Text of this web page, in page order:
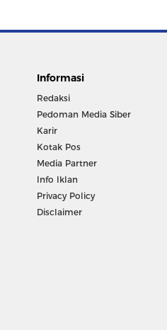
Informasi
Redaksi
Pedoman Media Siber
Karir
Kotak Pos
Media Partner
Info Iklan
Privacy Policy
Disclaimer